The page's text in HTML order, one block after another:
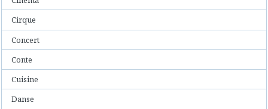
Cirque
Concert
Conte
Cuisine
Danse